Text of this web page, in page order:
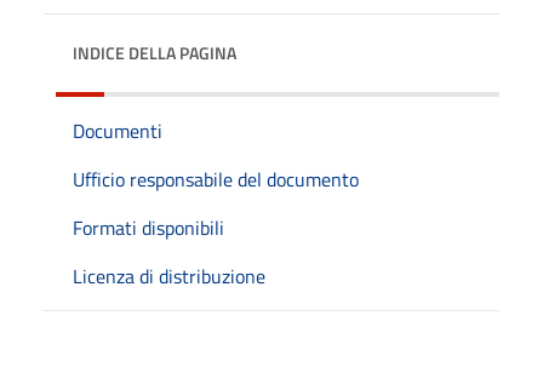
INDICE DELLA PAGINA
Documenti
Ufficio responsabile del documento
Formati disponibili
Licenza di distribuzione